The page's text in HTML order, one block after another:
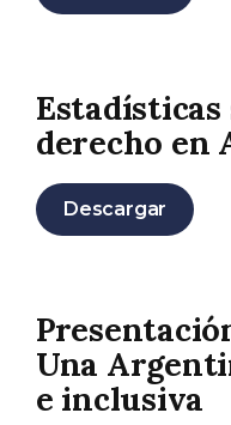
Estadísticas
derecho en
Descargar
Una
e inclusiva